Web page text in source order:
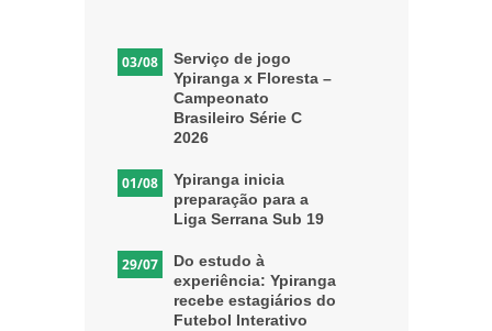
03/08
Serviço de jogo
Ypiranga x Floresta –
Campeonato
Brasileiro Série C
2026
01/08
Ypiranga inicia
preparação para a
Liga Serrana Sub 19
29/07
Do estudo à
experiência: Ypiranga
recebe estagiários do
Futebol Interativo